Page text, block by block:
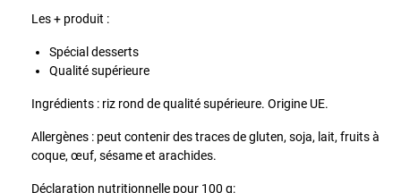
Les + produit :
Spécial desserts
Qualité supérieure
Ingrédients : riz rond de qualité supérieure. Origine UE.
Allergènes : peut contenir des traces de gluten, soja, lait, fruits à
coque, œuf, sésame et arachides.
Déclaration nutritionnelle pour 100 g: